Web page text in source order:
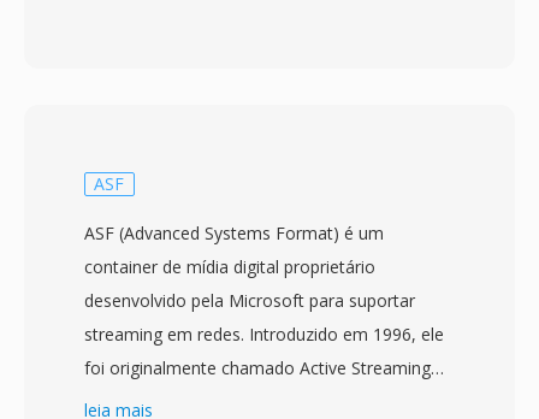
vídeo, áudio é legendas dentro de um único
HEVC até VP9 e AV1 para vídeo, é AAC, FLAC,
Opus é DTS para áudio. Um recurso de
destaque é o suporte abrangente a legendas,
lidando com formatos desde texto simples
SRT até legendas estilizadas complexas ASS é
ASF
ASF (Advanced Systems Format) é um
container de mídia digital proprietário
desenvolvido pela Microsoft para suportar
streaming em redes. Introduzido em 1996, ele
foi originalmente chamado Active Streaming
Format é depois renomeado para Advanced
leia mais